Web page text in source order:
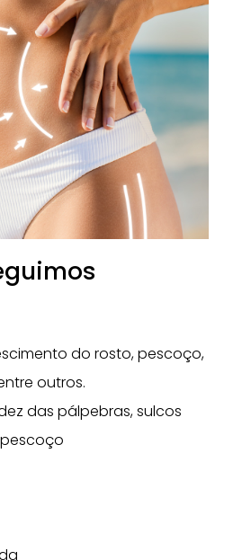
do rosto, pescoço,
outros.
das pálpebras, sulcos